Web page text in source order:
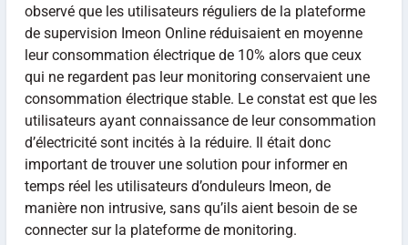
observé que les utilisateurs réguliers de la plateforme
de supervision Imeon Online réduisaient en moyenne
leur consommation électrique de 10% alors que ceux
qui ne regardent pas leur monitoring conservaient une
consommation électrique stable. Le constat est que les
utilisateurs ayant connaissance de leur consommation
d’électricité sont incités à la réduire. Il était donc
important de trouver une solution pour informer en
temps réel les utilisateurs d’onduleurs Imeon, de
manière non intrusive, sans qu’ils aient besoin de se
connecter sur la plateforme de monitoring.